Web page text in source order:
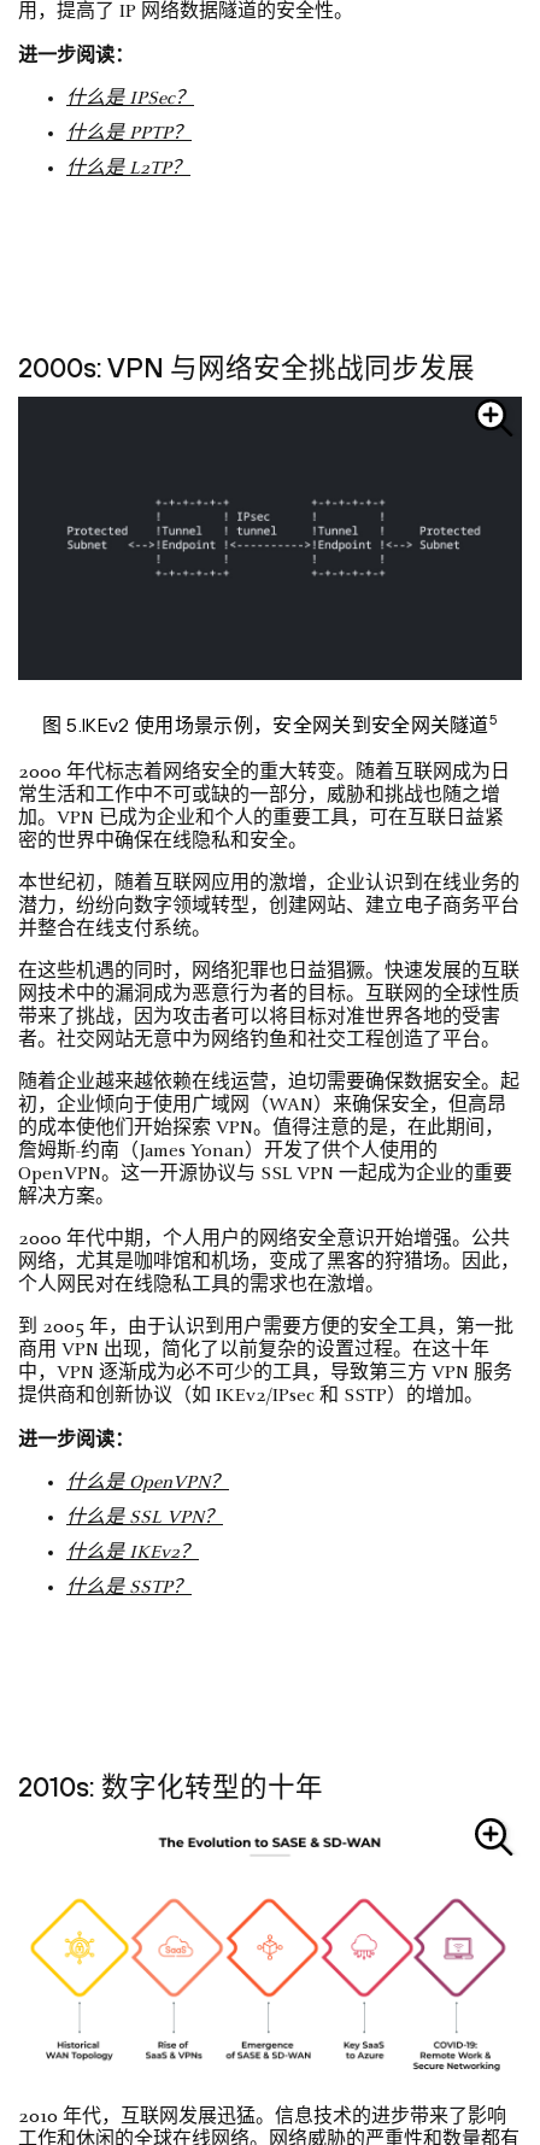
用，提高了 IP 网络数据隧道的安全性。
进一步阅读：
什么是 IPSec？
什么是 PPTP？
什么是 L2TP？
2000s: VPN 与网络安全挑战同步发展
图 5.IKEv2 使用场景示例，安全网关到安全网关隧道5
2000 年代标志着网络安全的重大转变。随着互联网成为日
常生活和工作中不可或缺的一部分，威胁和挑战也随之增
加。VPN 已成为企业和个人的重要工具，可在互联日益紧
密的世界中确保在线隐私和安全。
本世纪初，随着互联网应用的激增，企业认识到在线业务的
潜力，纷纷向数字领域转型，创建网站、建立电子商务平台
并整合在线支付系统。
在这些机遇的同时，网络犯罪也日益猖獗。快速发展的互联
网技术中的漏洞成为恶意行为者的目标。互联网的全球性质
带来了挑战，因为攻击者可以将目标对准世界各地的受害
者。社交网站无意中为网络钓鱼和社交工程创造了平台。
随着企业越来越依赖在线运营，迫切需要确保数据安全。起
初，企业倾向于使用广域网（WAN）来确保安全，但高昂
的成本使他们开始探索 VPN。值得注意的是，在此期间，
詹姆斯-约南（James Yonan）开发了供个人使用的
OpenVPN。这一开源协议与 SSL VPN 一起成为企业的重要
解决方案。
2000 年代中期，个人用户的网络安全意识开始增强。公共
网络，尤其是咖啡馆和机场，变成了黑客的狩猎场。因此，
个人网民对在线隐私工具的需求也在激增。
到 2005 年，由于认识到用户需要方便的安全工具，第一批
商用 VPN 出现，简化了以前复杂的设置过程。在这十年
中，VPN 逐渐成为必不可少的工具，导致第三方 VPN 服务
提供商和创新协议（如 IKEv2/IPsec 和 SSTP）的增加。
进一步阅读：
什么是 OpenVPN？
什么是 SSL VPN？
什么是 IKEv2？
什么是 SSTP？
2010s: 数字化转型的十年
2010 年代，互联网发展迅猛。信息技术的进步带来了影响
工作和休闲的全球在线网络。网络威胁的严重性和数量都有